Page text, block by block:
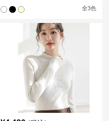
全3色